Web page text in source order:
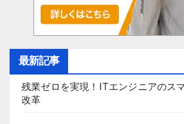
最新記事
残業ゼロを実現！ITエンジニアのス
改革